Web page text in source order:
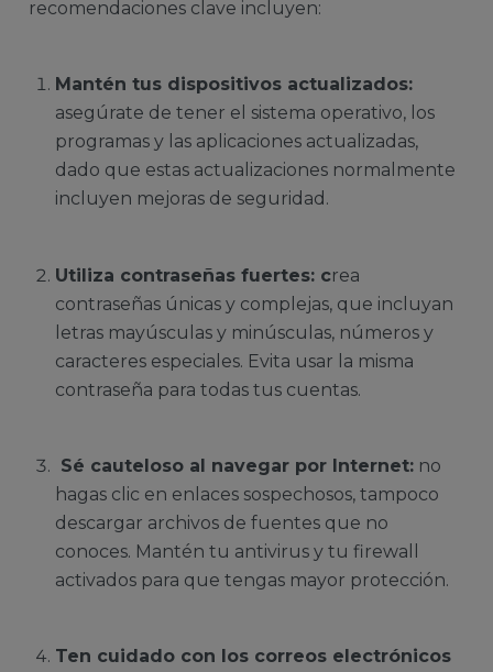
recomendaciones clave incluyen:
Mantén tus dispositivos actualizados:
asegúrate de tener el sistema operativo, los
programas y las aplicaciones actualizadas,
dado que estas actualizaciones normalmente
incluyen mejoras de seguridad.
Utiliza contraseñas fuertes: crea
contraseñas únicas y complejas, que incluyan
letras mayúsculas y minúsculas, números y
caracteres especiales. Evita usar la misma
contraseña para todas tus cuentas.
Sé cauteloso al navegar por Internet: no
hagas clic en enlaces sospechosos, tampoco
descargar archivos de fuentes que no
conoces. Mantén tu antivirus y tu firewall
activados para que tengas mayor protección.
Ten cuidado con los correos electrónicos